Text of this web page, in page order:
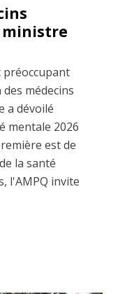
ministre
préoccupant
médecins
a dévoilé
mentale 2026
est de
la santé
l'AMPQ invite